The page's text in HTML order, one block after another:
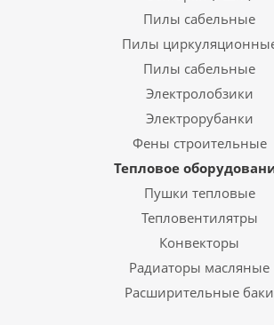
Пилы сабельные
Пилы
Пилы сабельные
Электролобзики
Электрорубанки
Фены строительные
Тепловое
Пушки тепловые
Тепловентилятры
Конвекторы
Радиаторы масляные
Расширительные баки